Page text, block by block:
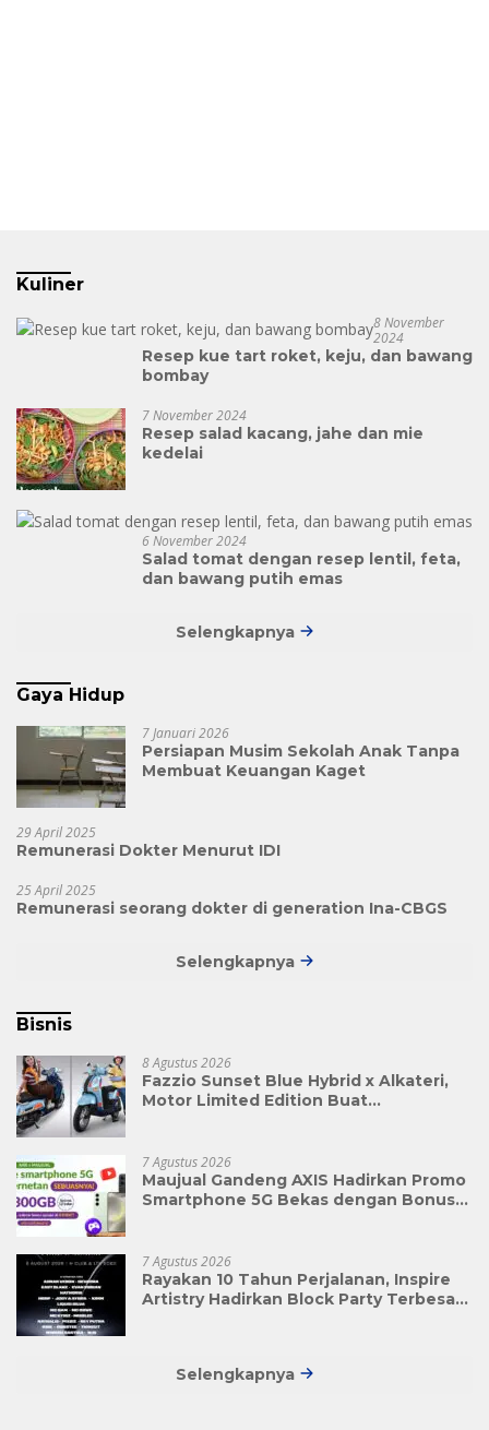
Kuliner
8 November
2024
Resep kue tart roket, keju, dan bawang
bombay
7 November 2024
Resep salad kacang, jahe dan mie
kedelai
6 November 2024
Salad tomat dengan resep lentil, feta,
dan bawang putih emas
Selengkapnya
Gaya Hidup
7 Januari 2026
Persiapan Musim Sekolah Anak Tanpa
Membuat Keuangan Kaget
29 April 2025
Remunerasi Dokter Menurut IDI
25 April 2025
Remunerasi seorang dokter di generation Ina-CBGS
Selengkapnya
Bisnis
8 Agustus 2026
Fazzio Sunset Blue Hybrid x Alkateri,
Motor Limited Edition Buat
7 Agustus 2026
Maujual Gandeng AXIS Hadirkan Promo
Smartphone 5G Bekas dengan Bonus
7 Agustus 2026
Rayakan 10 Tahun Perjalanan, Inspire
Artistry Hadirkan Block Party Terbesar
Selengkapnya